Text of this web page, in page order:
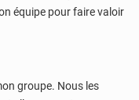
équipe pour faire valoir
groupe. Nous les